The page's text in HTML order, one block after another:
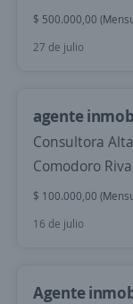
$ 500.000,00
27 de julio
agente
Consultora
Comodoro
$ 100.000,00
16 de julio
Agente